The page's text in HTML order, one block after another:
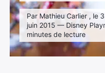
Par Mathieu Carlier , le
juin 2015 — Disney
minutes de lecture